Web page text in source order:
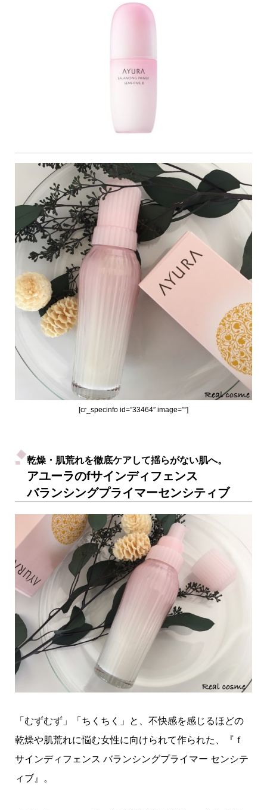
[cr_specinfo id=”33464″ image=””]
乾燥・肌荒れを徹底ケアして揺らがない肌へ。
アユーラのfサインディフェンス
バランシングプライマーセンシティブ
「むずむず」「ちくちく」と、不快感を感じるほどの
乾燥や肌荒れに悩む女性に向けられて作られた、『ｆ
サインディフェンス バランシングプライマー センシテ
ィブ』。